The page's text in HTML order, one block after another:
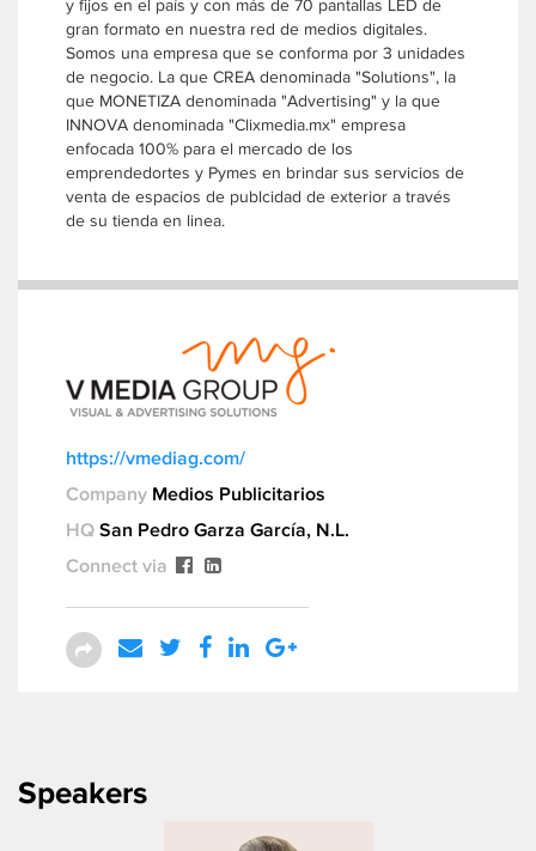
y fijos en el país y con más de 70 pantallas LED de
gran formato en nuestra red de medios digitales.
Somos una empresa que se conforma por 3 unidades
de negocio. La que CREA denominada "Solutions", la
que MONETIZA denominada "Advertising" y la que
INNOVA denominada "Clixmedia.mx" empresa
enfocada 100% para el mercado de los
emprendedortes y Pymes en brindar sus servicios de
venta de espacios de publcidad de exterior a través
de su tienda en linea.
https://vmediag.com/
Company Medios Publicitarios
HQ San Pedro Garza García, N.L.
Connect via
Speakers